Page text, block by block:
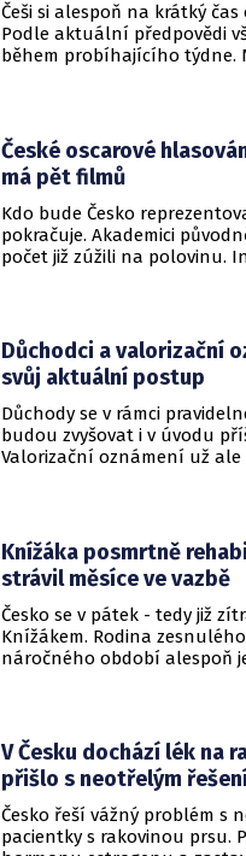
Češi si alespoň na krátký
Podle aktuální předpovědi
během probíhajícího týdne.
České oscarové
má pět filmů
Kdo bude Česko
pokračuje. Akademici
počet již zúžili na polovinu.
Důchodci a valorizační
svůj aktuální postup
Důchody se v rámci
budou zvyšovat i v úvodu
Valorizační oznámení už
Knížáka posmrtně
strávil měsíce ve vazbě
Česko se v pátek - tedy již
Knížákem. Rodina
náročného období alespoň
V Česku dochází lék na
přišlo s neotřelým
Česko řeší vážný problém s
pacientky s rakovinou prsu.